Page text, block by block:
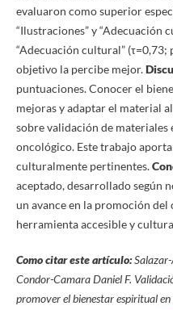
evaluaron como superior
“Ilustraciones” y “Adecuación
“Adecuación cultural”
objetivo la percibe mejor.
puntuaciones. Conocer el
mejoras y adaptar el material
sobre validación de
oncológico. Este trabajo
culturalmente pertinentes.
aceptado, desarrollado según
un avance en la promoción
herramienta accesible y
Como citar este artículo:Salazar-
Condor-Camara Daniel F.
promover el bienestar espiritual